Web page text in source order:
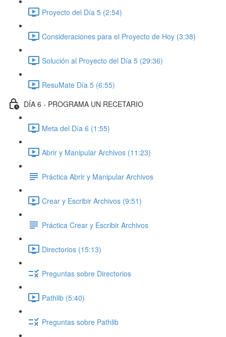
Proyecto del Día 5 (2:54)
Consideraciones para el Proyecto de Hoy (3:38)
Solución al Proyecto del Día 5 (29:36)
ResuMate Día 5 (6:55)
DÍA 6 - PROGRAMA UN RECETARIO
Meta del Día 6 (1:55)
Abrir y Manipular Archivos (11:23)
Práctica Abrir y Manipular Archivos
Crear y Escribir Archivos (9:51)
Práctica Crear y Escribir Archivos
Directorios (15:13)
Preguntas sobre Directorios
Pathlib (5:40)
Preguntas sobre Pathlib